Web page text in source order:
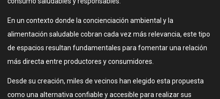
En un contexto donde la concienciación ambiental y la
alimentación saludable cobran cada vez más relevancia, este tipo
de espacios resultan fundamentales para fomentar una relación
más directa entre productores y consumidores.
Desde su creación, miles de vecinos han elegido esta propuesta
como una alternativa confiable y accesible para realizar sus